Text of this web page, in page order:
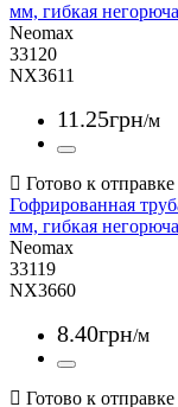
мм, гибкая
Neomax
33120
NX3611
11.25грн/м
Гофрированная
мм, гибкая
Neomax
33119
NX3660
8.40грн/м